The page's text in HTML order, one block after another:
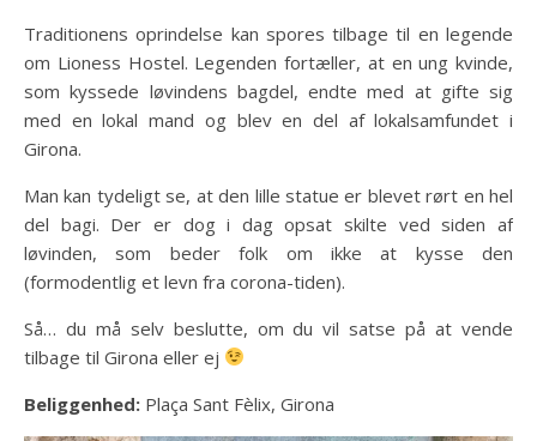
Traditionens oprindelse kan spores tilbage til en legende
om Lioness Hostel. Legenden fortæller, at en ung kvinde,
som kyssede løvindens bagdel, endte med at gifte sig
med en lokal mand og blev en del af lokalsamfundet i
Girona.
Man kan tydeligt se, at den lille statue er blevet rørt en hel
del bagi. Der er dog i dag opsat skilte ved siden af
løvinden, som beder folk om ikke at kysse den
(formodentlig et levn fra corona-tiden).
Så… du må selv beslutte, om du vil satse på at vende
tilbage til Girona eller ej
Beliggenhed: Plaça Sant Fèlix, Girona